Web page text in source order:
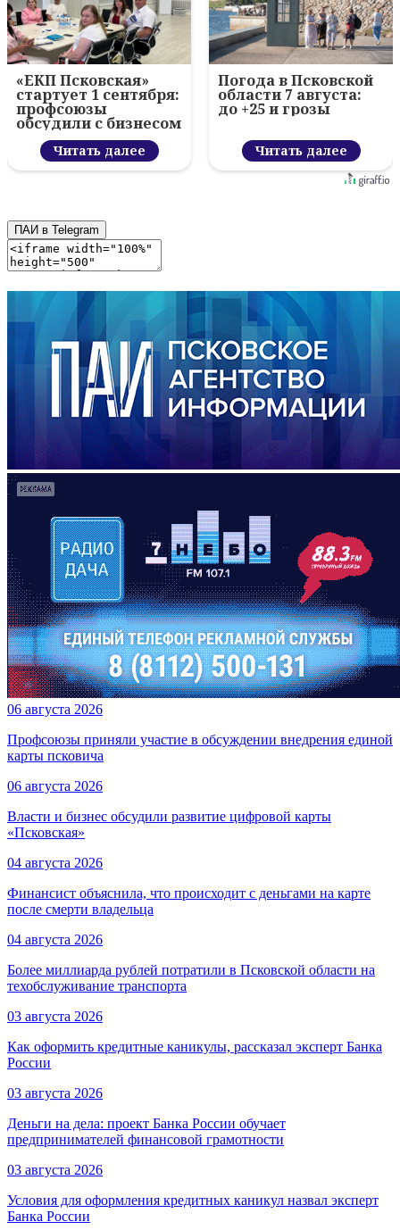
«ЕКП Псковская»
стартует 1 сентября:
профсоюзы
обсудили с бизнесом
новый цифровой
проектЧитать далее
Погода в Псковской
области 7 августа:
до +25 и грозы
Читать далее
ПАИ в Telegram
06 августа 2026
Профсоюзы приняли участие в обсуждении внедрения единой
карты псковича
06 августа 2026
Власти и бизнес обсудили развитие цифровой карты
«Псковская»
04 августа 2026
Финансист объяснила, что происходит с деньгами на карте
после смерти владельца
04 августа 2026
Более миллиарда рублей потратили в Псковской области на
техобслуживание транспорта
03 августа 2026
Как оформить кредитные каникулы, рассказал эксперт Банка
России
03 августа 2026
Деньги на дела: проект Банка России обучает
предпринимателей финансовой грамотности
03 августа 2026
Условия для оформления кредитных каникул назвал эксперт
Банка России